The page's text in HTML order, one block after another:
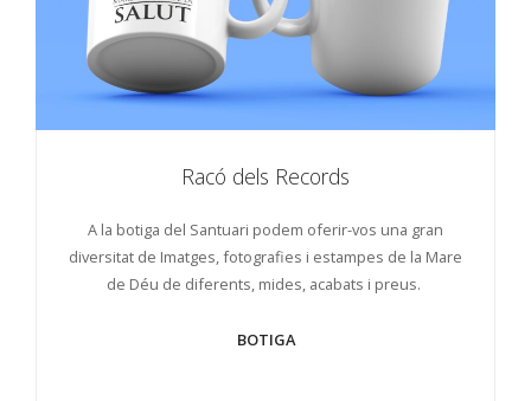
Racó dels Records
A la botiga del Santuari podem oferir-vos una gran
diversitat de Imatges, fotografies i estampes de la Mare
de Déu de diferents, mides, acabats i preus.
BOTIGA